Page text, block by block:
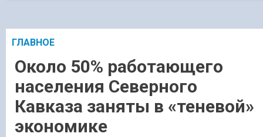
ГЛАВНОЕ
Около 50% работающего
населения Северного
Кавказа заняты в «теневой»
экономике